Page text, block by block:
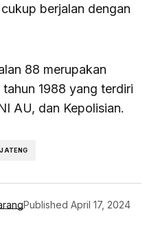
berjalan dengan
88 merupakan
1988 yang terdiri
AU, dan Kepolisian.
Published April 17, 2024